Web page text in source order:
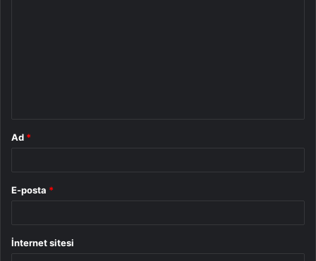
Ad *
E-posta *
İnternet sitesi